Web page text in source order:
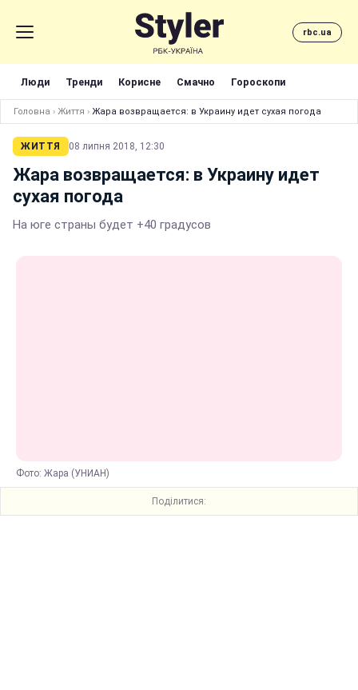
rbc.ua
Люди Тренди Корисне Смачно Гороскопи
Головна › Життя › Жара возвращается: в Украину идет сухая погода
ЖИТТЯ 08 липня 2018, 12:30
Жара возвращается: в Украину идет
сухая погода
На юге страны будет +40 градусов
Фото: Жара (УНИАН)
Поділитися: